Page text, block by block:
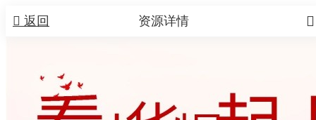
 返回 
资源详情